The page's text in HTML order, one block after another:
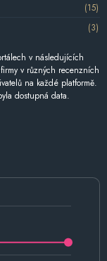
(15)
(3)
v následujících
v různých recenzních
na každé platformě.
dostupná data.